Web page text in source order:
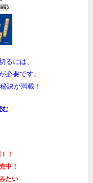
るには、
必要です。
訣が満載！
む
！
中！
たい